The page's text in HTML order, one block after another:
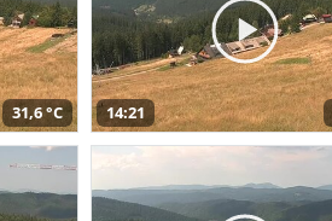
31,6 °C 14:21